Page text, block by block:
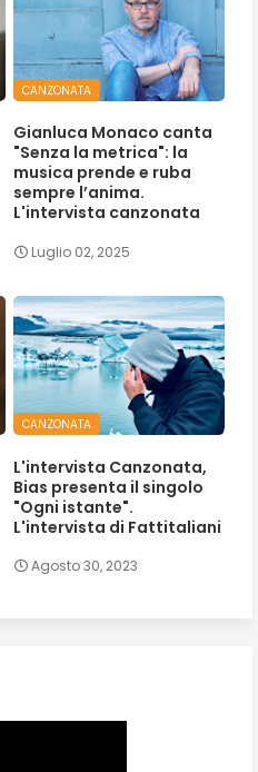
CANZONATA
Gianluca Monaco canta
"Senza la metrica": la
musica prende e ruba
sempre l’anima.
L'intervista canzonata
Luglio 02, 2025
CANZONATA
L'intervista Canzonata,
Bias presenta il singolo
"Ogni istante".
L'intervista di Fattitaliani
Agosto 30, 2023